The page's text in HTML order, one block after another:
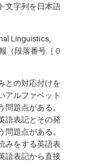
文字列を日本語
Linguistics,
（段落番号［０
との対応付けを
アルファベット
題点がある。
語表記とその発
題点がある。
みをする英語表
語表記から直接